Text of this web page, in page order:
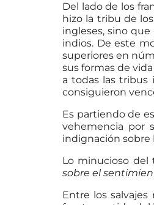
Del lado de los
hizo la tribu de
ingleses, sino
indios. De este
superiores en
sus formas de
a todas las tribus
consiguieron
Es partiendo de
vehemencia por
indignación sobre
Lo minucioso del
sobre el
Entre los